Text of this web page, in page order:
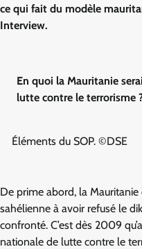
ce qui fait du modèle
Interview.
En quoi la Mauritanie
lutte contre le terrorisme
Éléments du SOP. ©DSE
De prime abord, la
sahélienne à avoir refusé le
confronté. C’est dès 2009
nationale de lutte contre le